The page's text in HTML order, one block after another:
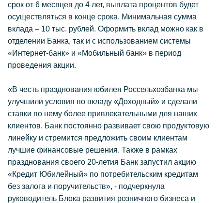
срок от 6 месяцев до 4 лет, выплата процентов будет
осуществляться в конце срока. Минимальная сумма
вклада – 10 тыс. рублей. Оформить вклад можно как в
отделении Банка, так и с использованием системы
«Интернет-банк» и «Мобильный банк» в период
проведения акции.
«В честь празднования юбилея Россельхозбанка мы
улучшили условия по вкладу «Доходный» и сделали
ставки по нему более привлекательными для наших
клиентов. Банк постоянно развивает свою продуктовую
линейку и стремится предложить своим клиентам
лучшие финансовые решения. Также в рамках
празднования своего 20-летия Банк запустил акцию
«Кредит Юбилейный» по потребительским кредитам
без залога и поручительств», - подчеркнула
руководитель Блока развития розничного бизнеса и